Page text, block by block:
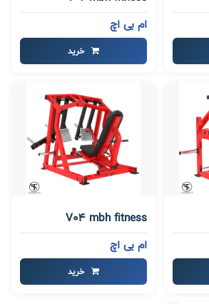
ام بی اچ
خرید
V04 mbh fitness
ام بی اچ
خرید